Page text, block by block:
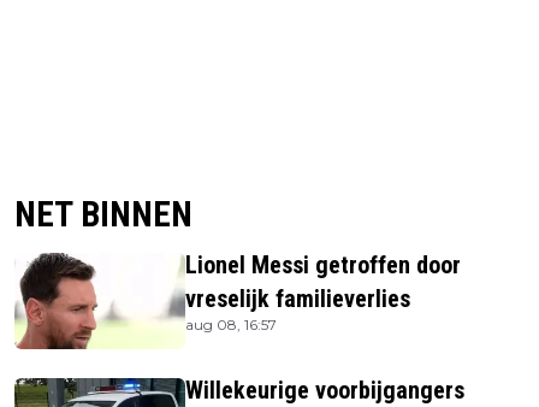
NET BINNEN
Lionel Messi getroffen door
vreselijk familieverlies
aug 08, 16:57
Willekeurige voorbijgangers